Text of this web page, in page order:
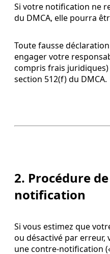
Si votre notification ne
du DMCA, elle pourra
Toute fausse
engager votre
compris frais
section 512(f) du DMCA.
2. Procédure
notification
Si vous estimez que
ou désactivé par
une contre-notification